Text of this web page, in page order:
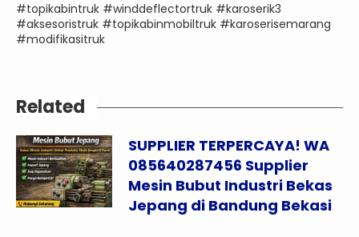
#topikabintruk #winddeflectortruk #karoserik3
#aksesoristruk #topikabinmobiltruk #karoserisemarang
#modifikasitruk
Related
SUPPLIER TERPERCAYA! WA
085640287456 Supplier
Mesin Bubut Industri Bekas
Jepang di Bandung Bekasi